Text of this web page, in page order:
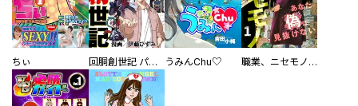
ちぃ 回胴創世記 パチスロを創った男達 うみんChu♡ 職業、ニセモノ～あなたに偽は見抜けない【電子単行本版】